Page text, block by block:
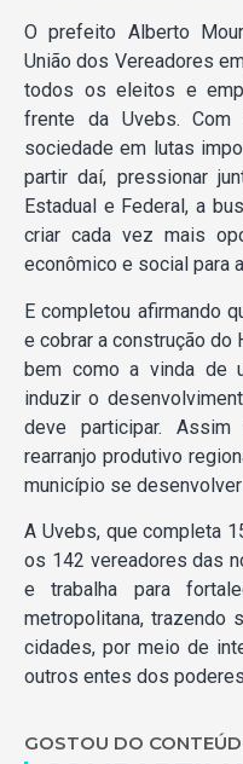
O prefeito Alberto
União dos Vereadores
todos os eleitos e
frente da Uvebs.
sociedade em lutas
partir daí, pressionar
Estadual e Federal, a
criar cada vez mais
econômico e social para
E completou afirmando
e cobrar a construção do
bem como a vinda de
induzir o
deve participar.
rearranjo produtivo
município se
A Uvebs, que completa
os 142 vereadores das
e trabalha para
metropolitana, trazendo
cidades, por meio de
outros entes dos
GOSTOU DO